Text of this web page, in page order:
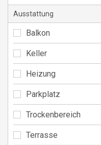
Ausstattung
Balkon
Keller
Heizung
Parkplatz
Trockenbereich
Terrasse